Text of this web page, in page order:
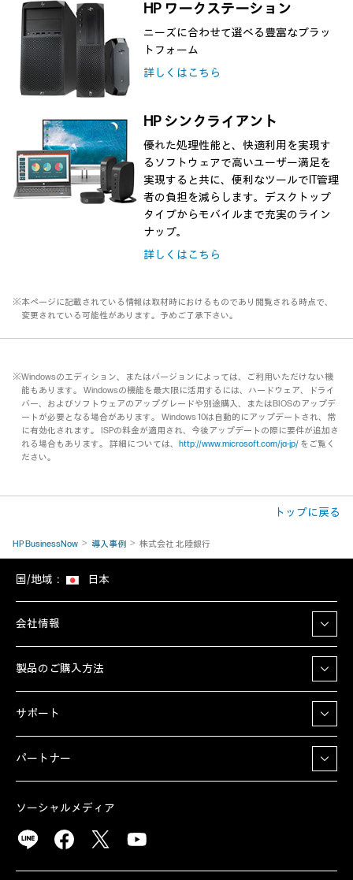
HP ワークステーション
ニーズに合わせて選べる豊富なプラッ
トフォーム
詳しくはこちら
HP シンクライアント
優れた処理性能と、快適利用を実現す
るソフトウェアで高いユーザー満足を
実現すると共に、便利なツールでIT管理
者の負担を減らします。デスクトップ
タイプからモバイルまで充実のライン
ナップ。
詳しくはこちら
※本ページに記載されている情報は取材時におけるものであり閲覧される時点で、
変更されている可能性があります。予めご了承下さい。
※Windowsのエディション、またはバージョンによっては、ご利用いただけない機
能もあります。 Windowsの機能を最大限に活用するには、ハードウェア、ドライ
バー、およびソフトウェアのアップグレードや別途購入、またはBIOSのアップデ
ートが必要となる場合があります。 Windows 10は自動的にアップデートされ、常
に有効化されます。 ISPの料金が適用され、今後アップデートの際に要件が追加さ
れる場合もあります。 詳細については、 http://www.microsoft.com/ja-jp/ をご覧く
ださい。
トップに戻る
HP BusinessNow 導入事例 株式会社 北陸銀行
国/地域： 日本
会社情報
製品のご購入方法
サポート
パートナー
ソーシャルメディア